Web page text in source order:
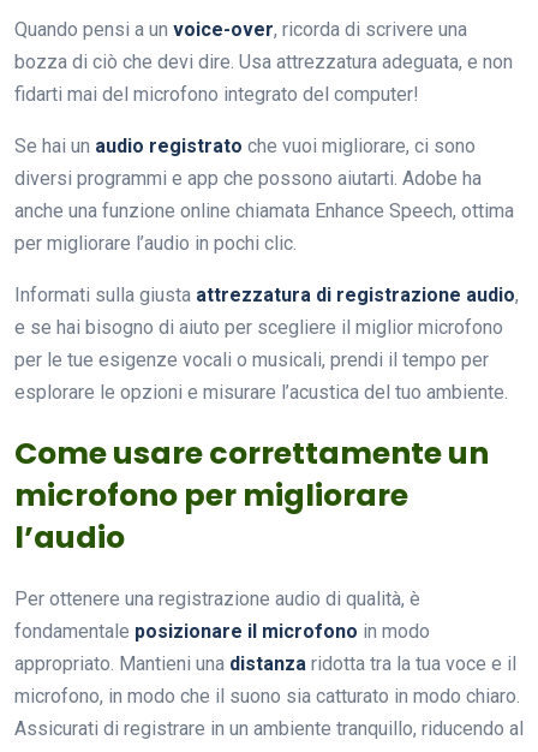
Quando pensi a un voice-over, ricorda di scrivere una
bozza di ciò che devi dire. Usa attrezzatura adeguata, e non
fidarti mai del microfono integrato del computer!
Se hai un audio registrato che vuoi migliorare, ci sono
diversi programmi e app che possono aiutarti. Adobe ha
anche una funzione online chiamata Enhance Speech, ottima
per migliorare l’audio in pochi clic.
Informati sulla giusta attrezzatura di registrazione audio,
e se hai bisogno di aiuto per scegliere il miglior microfono
per le tue esigenze vocali o musicali, prendi il tempo per
esplorare le opzioni e misurare l’acustica del tuo ambiente.
Come usare correttamente un
microfono per migliorare
l’audio
Per ottenere una registrazione audio di qualità, è
fondamentale posizionare il microfono in modo
appropriato. Mantieni una distanza ridotta tra la tua voce e il
microfono, in modo che il suono sia catturato in modo chiaro.
Assicurati di registrare in un ambiente tranquillo, riducendo al